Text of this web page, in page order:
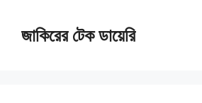
জাকিরের টেক ডায়েরি